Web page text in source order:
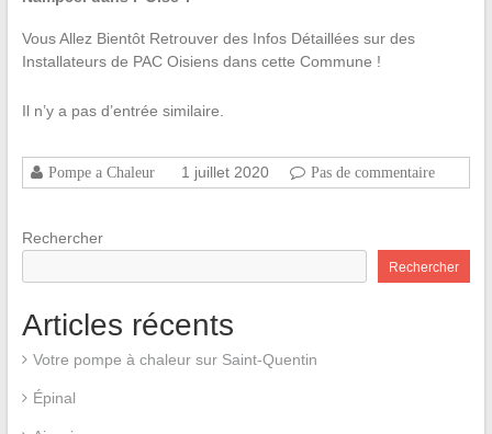
Vous Allez Bientôt Retrouver des Infos Détaillées sur des
Installateurs de PAC Oisiens dans cette Commune !
Il n’y a pas d’entrée similaire.
Pompe a Chaleur 1 juillet 2020 Pas de commentaire
Rechercher
Rechercher
Articles récents
Votre pompe à chaleur sur Saint-Quentin
Épinal